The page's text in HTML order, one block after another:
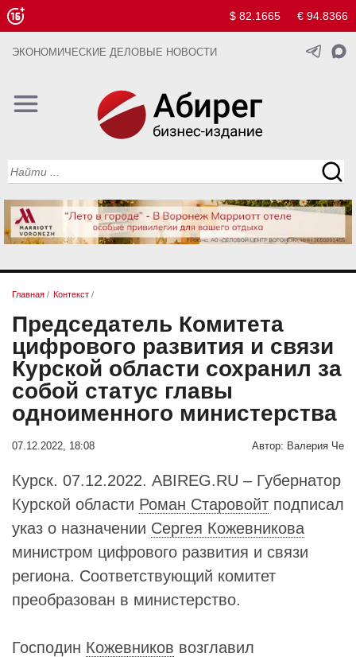
$ 82.1665 € 94.8366
ЭКОНОМИЧЕСКИЕ ДЕЛОВЫЕ НОВОСТИ
Главная / Контекст /
Председатель Комитета
цифрового развития и связи
Курской области сохранил за
собой статус главы
одноименного министерства
07.12.2022, 18:08 Автор: Валерия Че
Курск. 07.12.2022. ABIREG.RU – Губернатор
Курской области Роман Старовойт подписал
указ о назначении Сергея Кожевникова
министром цифрового развития и связи
региона. Соответствующий комитет
преобразован в министерство.
Господин Кожевников возглавил